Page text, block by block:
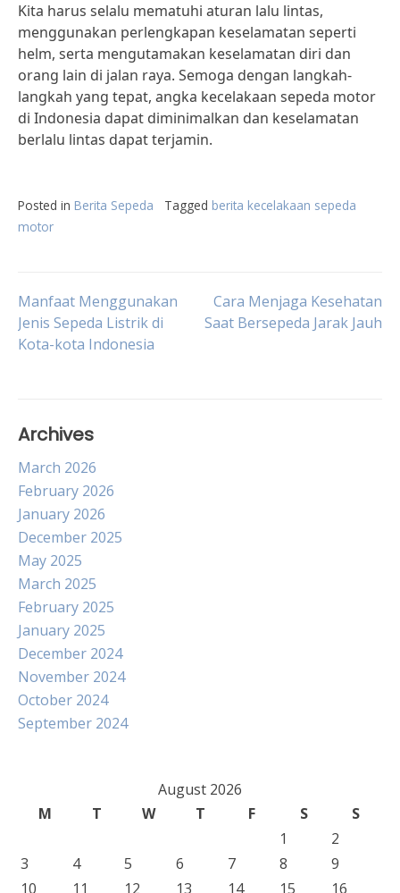
Kita harus selalu mematuhi aturan lalu lintas,
menggunakan perlengkapan keselamatan seperti
helm, serta mengutamakan keselamatan diri dan
orang lain di jalan raya. Semoga dengan langkah-
langkah yang tepat, angka kecelakaan sepeda motor
di Indonesia dapat diminimalkan dan keselamatan
berlalu lintas dapat terjamin.
Posted in Berita Sepeda Tagged berita kecelakaan sepeda
motor
Post
navigation
Manfaat Menggunakan
Jenis Sepeda Listrik di
Kota-kota Indonesia
Cara Menjaga Kesehatan
Saat Bersepeda Jarak Jauh
Archives
March 2026
February 2026
January 2026
December 2025
May 2025
March 2025
February 2025
January 2025
December 2024
November 2024
October 2024
September 2024
August 2026
M
T W T F S
S
1
2
3
4 5 6 7 8
9
10
11 12 13 14 15 16